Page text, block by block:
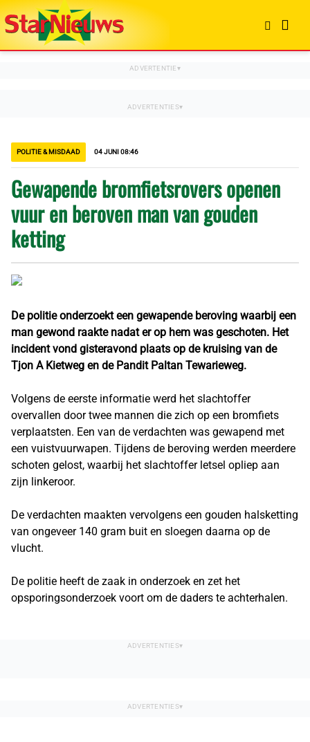
POLITIE & MISDAAD 04 JUNI 08:46
Gewapende bromfietsrovers openen
vuur en beroven man van gouden
ketting
De politie onderzoekt een gewapende beroving waarbij een
man gewond raakte nadat er op hem was geschoten. Het
incident vond gisteravond plaats op de kruising van de
Tjon A Kietweg en de Pandit Paltan Tewarieweg.
Volgens de eerste informatie werd het slachtoffer
overvallen door twee mannen die zich op een bromfiets
verplaatsten. Een van de verdachten was gewapend met
een vuistvuurwapen. Tijdens de beroving werden meerdere
schoten gelost, waarbij het slachtoffer letsel opliep aan
zijn linkeroor.
De verdachten maakten vervolgens een gouden halsketting
van ongeveer 140 gram buit en sloegen daarna op de
vlucht.
De politie heeft de zaak in onderzoek en zet het
opsporingsonderzoek voort om de daders te achterhalen.